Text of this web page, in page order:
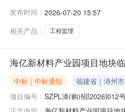
程项目编号：联系人名称
1.00实
发布时间： 2026-07-20 15:57
相关产品：
工程监理
海亿新材料产业园项目地块
中标｜中标通知 福建省｜漳州
项目编号： SZPL漳(购)招[2026]012